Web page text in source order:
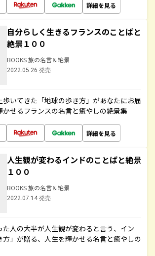
詳細を見る
自分らしく生きるフランスのことばと
絶景１００
BOOKS 旅の名言＆絶景
2022.05.26 発売
いてきた「地球の歩き方」があなたにお届
かせるフランスの名言と癒やしの絶景集
詳細を見る
人生観が変わるインドのことばと絶景
１００
BOOKS 旅の名言＆絶景
2022.07.14 発売
人の大半が人生観が変わると言う、イン
方」が贈る、人生を輝かせる名言と癒やしの